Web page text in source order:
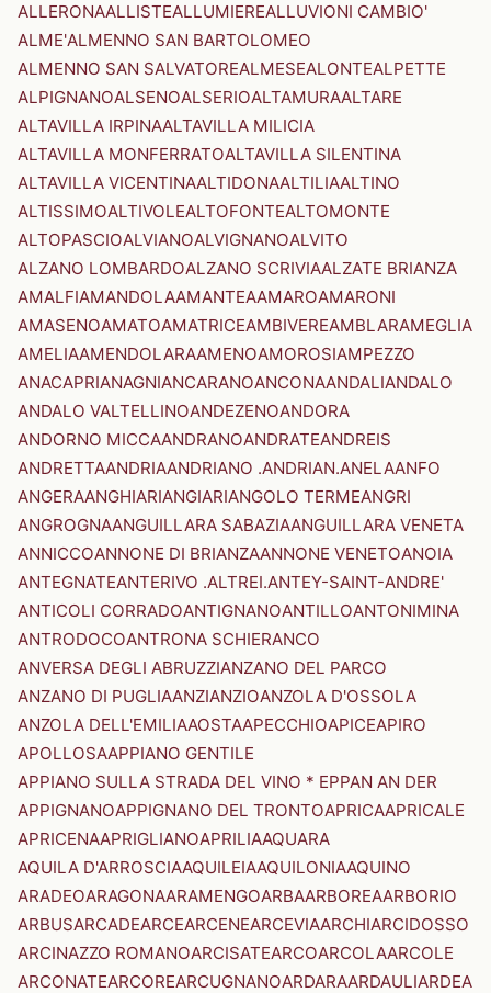
ALLERONAALLISTEALLUMIEREALLUVIONI CAMBIO'
ALME'ALMENNO SAN BARTOLOMEO
ALMENNO SAN SALVATOREALMESEALONTEALPETTE
ALPIGNANOALSENOALSERIOALTAMURAALTARE
ALTAVILLA IRPINAALTAVILLA MILICIA
ALTAVILLA MONFERRATOALTAVILLA SILENTINA
ALTAVILLA VICENTINAALTIDONAALTILIAALTINO
ALTISSIMOALTIVOLEALTOFONTEALTOMONTE
ALTOPASCIOALVIANOALVIGNANOALVITO
ALZANO LOMBARDOALZANO SCRIVIAALZATE BRIANZA
AMALFIAMANDOLAAMANTEAAMAROAMARONI
AMASENOAMATOAMATRICEAMBIVEREAMBLARAMEGLIA
AMELIAAMENDOLARAAMENOAMOROSIAMPEZZO
ANACAPRIANAGNIANCARANOANCONAANDALIANDALO
ANDALO VALTELLINOANDEZENOANDORA
ANDORNO MICCAANDRANOANDRATEANDREIS
ANDRETTAANDRIAANDRIANO .ANDRIAN.ANELAANFO
ANGERAANGHIARIANGIARIANGOLO TERMEANGRI
ANGROGNAANGUILLARA SABAZIAANGUILLARA VENETA
ANNICCOANNONE DI BRIANZAANNONE VENETOANOIA
ANTEGNATEANTERIVO .ALTREI.ANTEY-SAINT-ANDRE'
ANTICOLI CORRADOANTIGNANOANTILLOANTONIMINA
ANTRODOCOANTRONA SCHIERANCO
ANVERSA DEGLI ABRUZZIANZANO DEL PARCO
ANZANO DI PUGLIAANZIANZIOANZOLA D'OSSOLA
ANZOLA DELL'EMILIAAOSTAAPECCHIOAPICEAPIRO
APOLLOSAAPPIANO GENTILE
APPIANO SULLA STRADA DEL VINO * EPPAN AN DER
APPIGNANOAPPIGNANO DEL TRONTOAPRICAAPRICALE
APRICENAAPRIGLIANOAPRILIAAQUARA
AQUILA D'ARROSCIAAQUILEIAAQUILONIAAQUINO
ARADEOARAGONAARAMENGOARBAARBOREAARBORIO
ARBUSARCADEARCEARCENEARCEVIAARCHIARCIDOSSO
ARCINAZZO ROMANOARCISATEARCOARCOLAARCOLE
ARCONATEARCOREARCUGNANOARDARAARDAULIARDEA